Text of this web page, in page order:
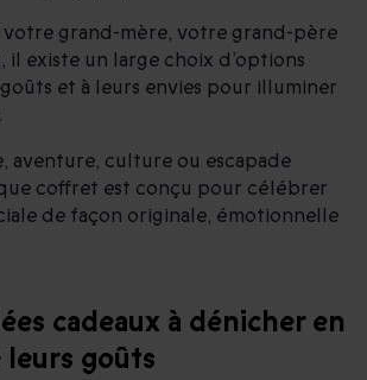
votre grand-mère, votre grand-père
il existe un large choix d’options
et à leurs envies pour illuminer
aventure, culture ou escapade
coffret est conçu pour célébrer
de façon originale, émotionnelle
cadeaux à dénicher en
goûts